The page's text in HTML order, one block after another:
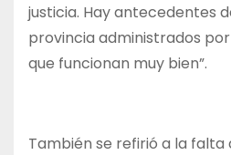
justicia. Hay antecedentes
provincia administrados
que funcionan muy bien”.
También se refirió a la falta